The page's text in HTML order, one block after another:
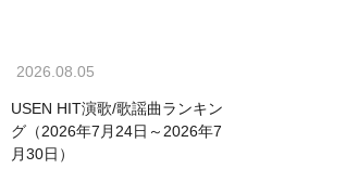
2026.08.05
USEN HIT演歌/歌謡曲ランキン
グ（2026年7月24日～2026年7
月30日）